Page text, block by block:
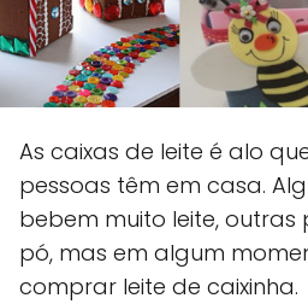
As caixas de leite é alo
pessoas têm em casa.
bebem muito leite, outras
pó, mas em algum
comprar leite de caixinha.